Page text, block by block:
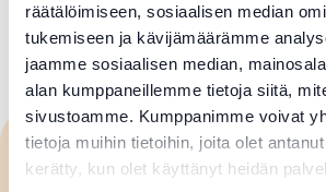
räätälöimiseen, sosiaalisen median
tukemiseen ja kävijämäärämme
jaamme sosiaalisen median,
alan kumppaneillemme tietoja siitä,
sivustoamme. Kumppanimme voivat
tietoja muihin tietoihin, joita olet
kerätty, kun olet käyttänyt heidän
Artikkelien
sivutus
1…34567…48
Visit Häme